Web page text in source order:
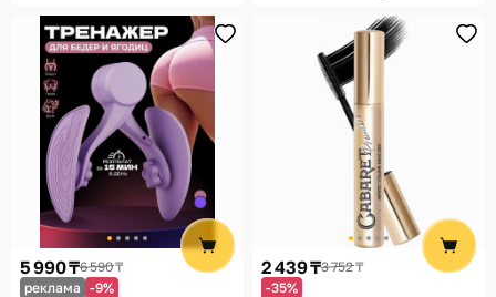
5 990 ₸6 590 ₸
реклама -9%
2 439 ₸3 752 ₸
-35%